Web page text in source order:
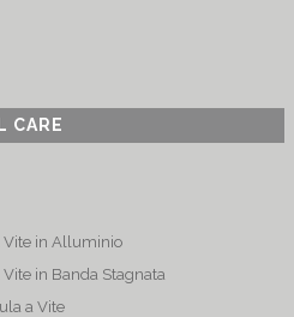
CARE
Vite in Alluminio
in Banda Stagnata
a Vite